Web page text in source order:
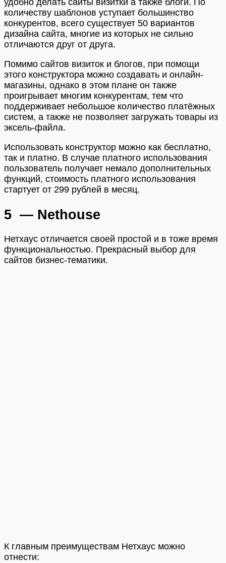
удобно делать сайты визитки а также блоги. По
количеству шаблонов уступает большинство
конкурентов, всего существует 50 вариантов
дизайна сайта, многие из которых не сильно
отличаются друг от друга.
Помимо сайтов визиток и блогов, при помощи
этого конструктора можно создавать и онлайн-
магазины, однако в этом плане он также
проигрывает многим конкурентам, тем что
поддерживает небольшое количество платёжных
систем, а также не позволяет загружать товары из
эксель-файла.
Использовать конструктор можно как бесплатно,
так и платно. В случае платного использования
пользователь получает немало дополнительных
функций, стоимость платного использования
стартует от 299 рублей в месяц.
5 — Nethouse
Нетхаус отличается своей простой и в тоже время
функциональностью. Прекрасный выбор для
сайтов бизнес-тематики.
К главным преимуществам Нетхаус можно
отнести: